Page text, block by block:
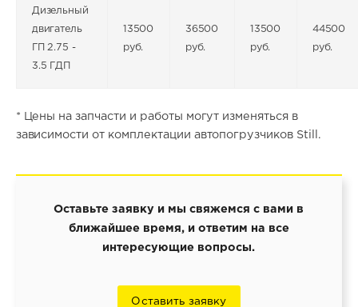
Дизельный
двигатель
ГП 2.75 -
3.5 ГДП
13500
руб.
36500
руб.
13500
руб.
44500
руб.
* Цены на запчасти и работы могут изменяться в
зависимости от комплектации автопогрузчиков Still.
Оставьте заявку и мы свяжемся с вами в
ближайшее время, и ответим на все
интересующие вопросы.
Оставить заявку